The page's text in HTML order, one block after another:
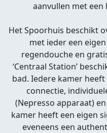
aanvullen met een
Het Spoorhuis beschikt
met ieder een
regendouche en
‘Centraal Station’
bad. Iedere kamer
connectie,
(Nepresso apparaat)
kamer heeft een eigen
eveneens een